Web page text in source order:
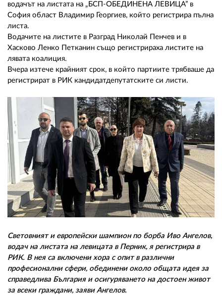
водачът на листата на „БСП-ОБЕДИНЕНА ЛЕВИЦА” в
София област Владимир Георгиев, който регистрира пълна
листа.
Водачите на листите в Разград Николай Пенчев и в
Хасково Ленко Петканин също регистрираха листите на
лявата коалиция.
Вчера изтече крайният срок, в който партиите трябваше да
регистрират в РИК кандидатдепутатските си листи.
Световният и европейски шампион по борба Иво Ангелов,
водач на листата на левицата в Перник, я регистрира в
РИК. В нея са включени хора с опит в различни
професионални сфери, обединени около общата идея за
справедлива България и осигуряването на достоен живот
за всеки граждани, заяви Ангелов.